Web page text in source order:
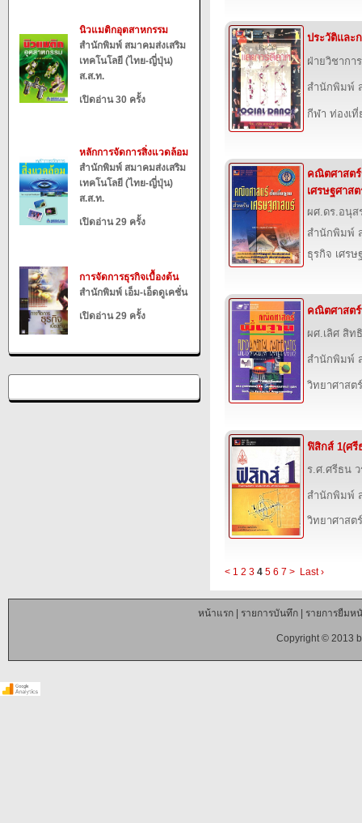
นิวแมติกอุตสาหกรรม
สำนักพิมพ์ สมาคมส่งเสริม
เทคโนโลยี (ไทย-ญี่ปุ่น)
ส.ส.ท.
เปิดอ่าน 30 ครั้ง
หลักการจัดการสิ่งแวดล้อม
สำนักพิมพ์ สมาคมส่งเสริม
เทคโนโลยี (ไทย-ญี่ปุ่น)
ส.ส.ท.
เปิดอ่าน 29 ครั้ง
การจัดการธุรกิจเบื้องต้น
สำนักพิมพ์ เอ็ม-เอ็ดดูเคชั่น
เปิดอ่าน 29 ครั้ง
ประวัติและ
ฝ่ายวิชากา
สำนักพิมพ์
กีฬา ท่องเ
คณิตศาสต
เศรษฐศาสต
ผศ.ดร.อนุ
สำนักพิมพ์
ธุรกิจ เศรษ
คณิตศาสต
ผศ.เลิศ สิท
สำนักพิมพ์
วิทยาศาสตร์
ฟิสิกส์ 1(ศรี
ร.ศ.ศรีธน
สำนักพิมพ์
วิทยาศาสตร์
< 1 2 3 4 5 6 7 > Last ›
หน้าแรก| รายการบันทึก| รายการยืมห
Copyright © 2013